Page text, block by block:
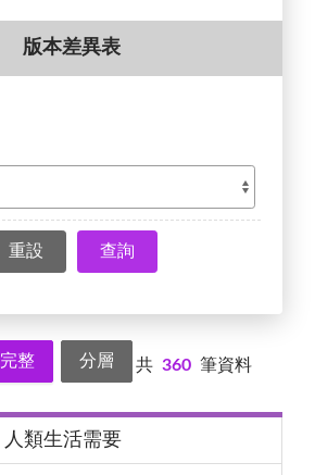
版本差異表
查詢
完整 分層 共 360 筆資料
人類生活需要